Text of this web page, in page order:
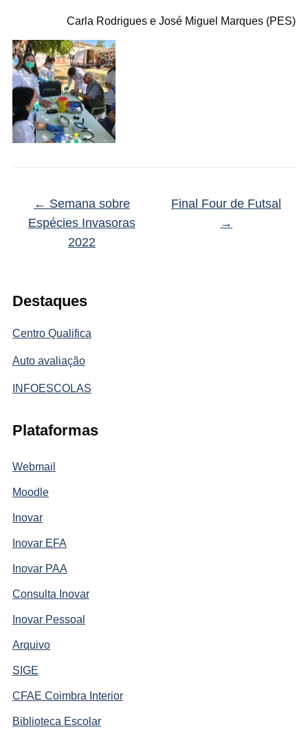
Destaques
Centro Qualifica
Auto avaliação
INFOESCOLAS
Plataformas
Webmail
Moodle
Inovar
Inovar EFA
Inovar PAA
Consulta Inovar
Inovar Pessoal
Arquivo
SIGE
CFAE Coimbra Interior
Biblioteca Escolar
Carla Rodrigues e José Miguel Marques (PES)
← Semana sobre
Espécies Invasoras
2022
Final Four de Futsal
→